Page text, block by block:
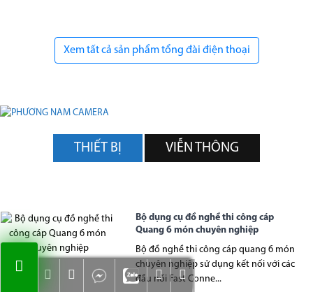
Xem tất cả sản phẩm tổng đài điện thoại
THIẾT BỊ VIỄN THÔNG
Bộ dụng cụ đồ nghề thi công cáp
Quang 6 món chuyên nghiệp
Bộ đồ nghề thi công cáp quang 6 món
chuyên nghiệp sử dụng kết nối với các
đầu nối Fast Conne...